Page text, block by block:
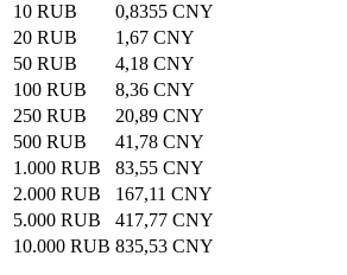
10 RUB
0,8355 CNY
20 RUB
1,67 CNY
50 RUB
4,18 CNY
100 RUB
8,36 CNY
250 RUB
20,89 CNY
500 RUB
41,78 CNY
1.000 RUB
83,55 CNY
2.000 RUB
167,11 CNY
5.000 RUB
417,77 CNY
10.000 RUB 835,53 CNY